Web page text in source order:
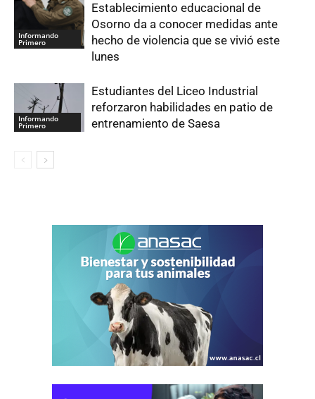
Informando
Primero
Establecimiento educacional de
Osorno da a conocer medidas ante
hecho de violencia que se vivió este
lunes
Informando
Primero
Estudiantes del Liceo Industrial
reforzaron habilidades en patio de
entrenamiento de Saesa